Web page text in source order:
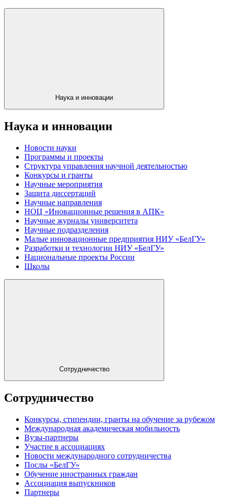
Наука и инновации
Наука и инновации
Новости науки
Программы и проекты
Структура управления научной деятельностью
Конкурсы и гранты
Научные мероприятия
Защита диссертаций
Научные направления
НОЦ «Иновационные решения в АПК»
Научные журналы университета
Научные подразделения
Малые инновационные предприятия НИУ «БелГУ»
Разработки и технологии НИУ «БелГУ»
Национальные проекты России
Школы
Сотрудничество
Сотрудничество
Конкурсы, стипендии, гранты на обучение за рубежом
Международная академическая мобильность
Вузы-партнеры
Участие в ассоциациях
Новости международного сотрудничества
Послы «БелГУ»
Обучение иностранных граждан
Ассоциация выпускников
Партнеры